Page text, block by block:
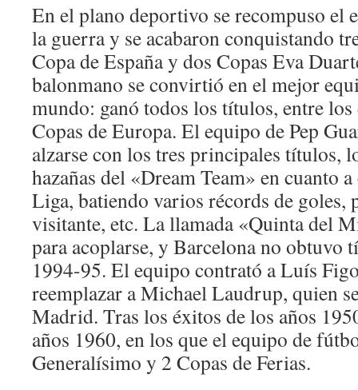
En el plano deportivo se recompuso el
la guerra y se acabaron conquistando
Copa de España y dos Copas Eva
balonmano se convirtió en el mejor
mundo: ganó todos los títulos, entre los
Copas de Europa. El equipo de Pep
alzarse con los tres principales títulos,
hazañas del «Dream Team» en cuanto
Liga, batiendo varios récords de goles,
visitante, etc. La llamada «Quinta del
para acoplarse, y Barcelona no obtuvo
1994-95. El equipo contrató a Luís
reemplazar a Michael Laudrup, quien
Madrid. Tras los éxitos de los años
años 1960, en los que el equipo de
Generalísimo y 2 Copas de Ferias.